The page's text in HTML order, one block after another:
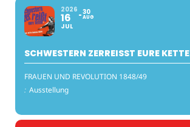
2026
16
JUL
30
AUG
SCHWESTERN ZERREISST EURE KETTEN
FRAUEN UND REVOLUTION 1848/49
: Ausstellung